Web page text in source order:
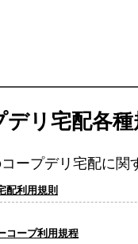
デリ宅配各
ープデリ宅配に関
配利用規則
コープ利用規程